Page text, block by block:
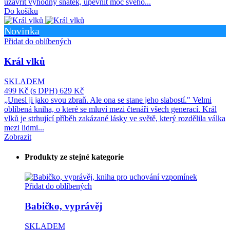
uzavřít výhodný sňatek, upevnit moc svého...
Do košíku
Novinka
Přidat do oblíbených
Král vlků
SKLADEM
499 Kč (s DPH) 629 Kč
„Unesl ji jako svou zbraň. Ale ona se stane jeho slabostí." Velmi
oblíbená kniha, o které se mluví mezi čtenáři všech generací. Král
vlků je strhující příběh zakázané lásky ve světě, který rozdělila válka
mezi lidmi...
Zobrazit
Produkty ze stejné kategorie
Přidat do oblíbených
Babičko, vyprávěj
SKLADEM